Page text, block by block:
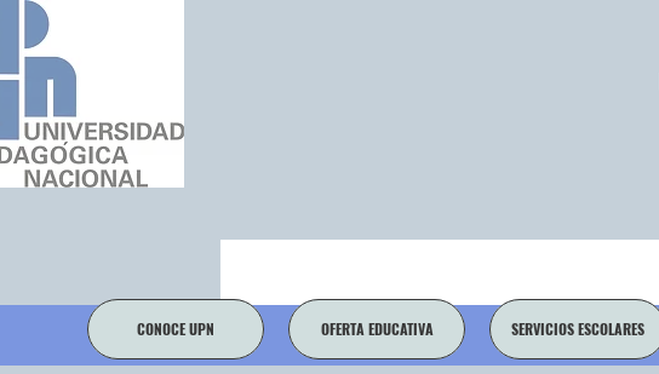
CONOCE UPN OFERTA EDUCATIVA SERVICIOS ESCOLARES